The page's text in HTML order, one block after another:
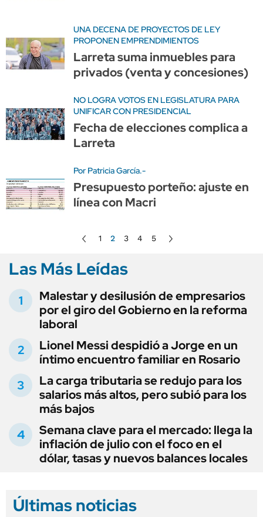
UNA DECENA DE PROYECTOS DE LEY
PROPONEN EMPRENDIMIENTOS
Larreta suma inmuebles para
privados (venta y concesiones)
NO LOGRA VOTOS EN LEGISLATURA PARA
UNIFICAR CON PRESIDENCIAL
Fecha de elecciones complica a
Larreta
Por Patricia García.-
Presupuesto porteño: ajuste en
línea con Macri
1 2 3 4 5
Las Más Leídas
Malestar y desilusión de empresarios
por el giro del Gobierno en la reforma
laboral
Lionel Messi despidió a Jorge en un
íntimo encuentro familiar en Rosario
La carga tributaria se redujo para los
salarios más altos, pero subió para los
más bajos
Semana clave para el mercado: llega la
inflación de julio con el foco en el
dólar, tasas y nuevos balances locales
Últimas noticias